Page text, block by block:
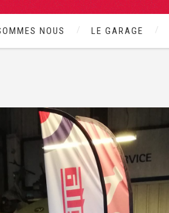
NOUS LE GARAGE